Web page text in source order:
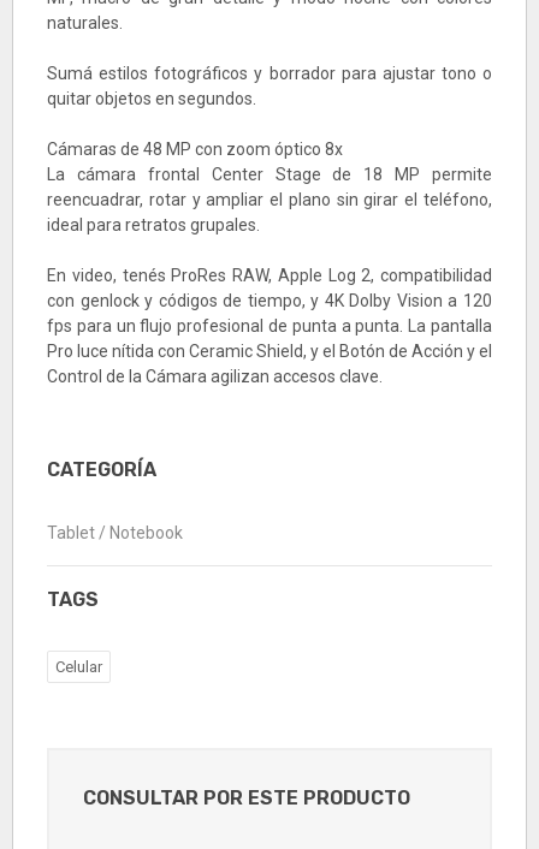
naturales.
Sumá estilos fotográficos y borrador para ajustar tono o
quitar objetos en segundos.
Cámaras de 48 MP con zoom óptico 8x
La cámara frontal Center Stage de 18 MP permite
reencuadrar, rotar y ampliar el plano sin girar el teléfono,
ideal para retratos grupales.
En video, tenés ProRes RAW, Apple Log 2, compatibilidad
con genlock y códigos de tiempo, y 4K Dolby Vision a 120
fps para un flujo profesional de punta a punta. La pantalla
Pro luce nítida con Ceramic Shield, y el Botón de Acción y el
Control de la Cámara agilizan accesos clave.
CATEGORÍA
Tablet / Notebook
TAGS
Celular
CONSULTAR POR ESTE PRODUCTO